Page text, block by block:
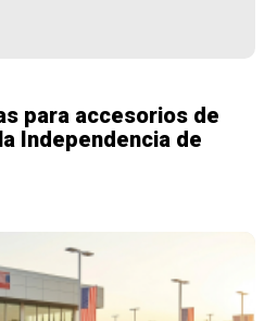
para accesorios de
Independencia de